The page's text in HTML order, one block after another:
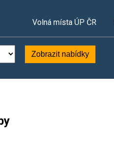
Volná místa ÚP ČR
Zobrazit nabídky